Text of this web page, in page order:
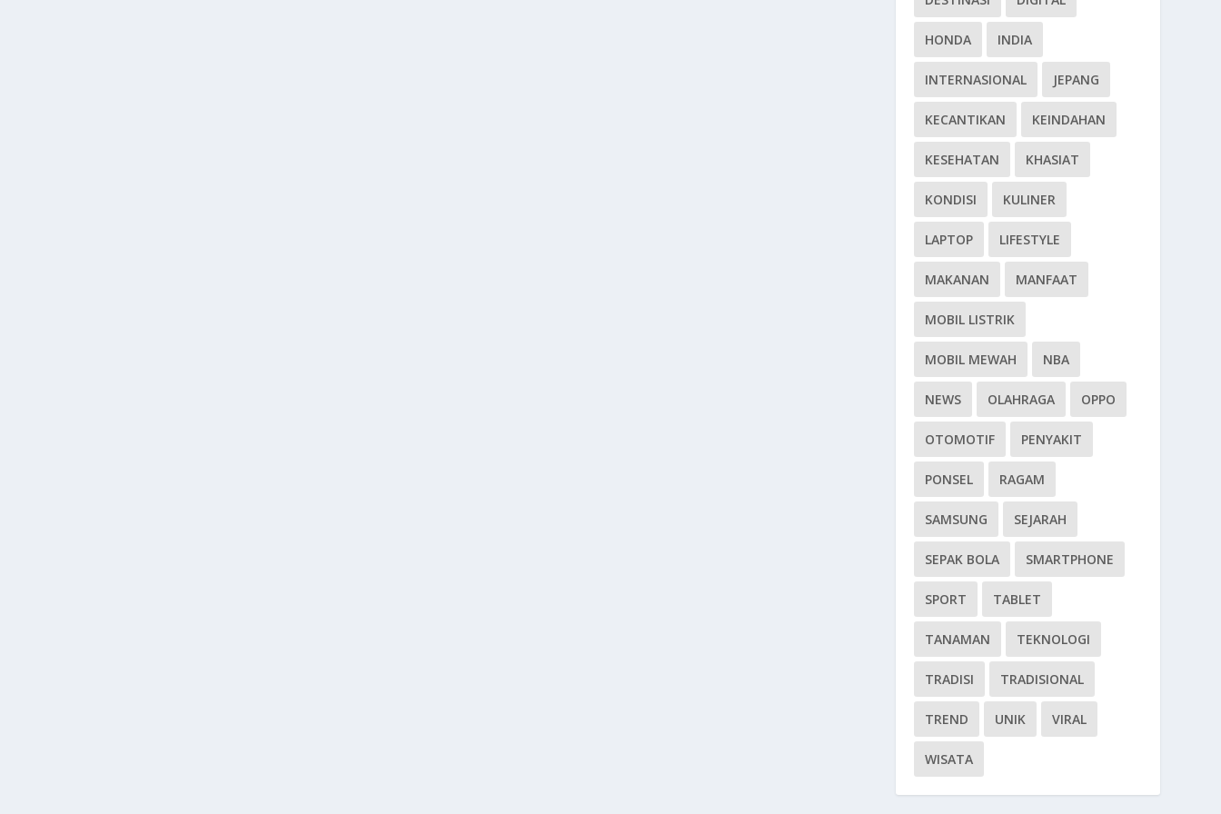
HONDA INDIA
INTERNASIONAL JEPANG
KECANTIKAN KEINDAHAN
KESEHATAN KHASIAT
KONDISI KULINER
LAPTOP LIFESTYLE
MAKANAN MANFAAT
MOBIL LISTRIK
MOBIL MEWAH NBA
NEWS OLAHRAGA OPPO
OTOMOTIF PENYAKIT
PONSEL RAGAM
SAMSUNG SEJARAH
SEPAK BOLA SMARTPHONE
SPORT TABLET
TANAMAN TEKNOLOGI
TRADISI TRADISIONAL
TREND UNIK VIRAL
WISATA